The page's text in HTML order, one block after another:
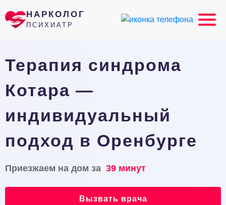
НАРКОЛОГ
ПСИХИАТР
Терапия синдрома
Котара —
индивидуальный
подход в Оренбурге
Приезжаем на дом за 39 минут
Вызвать врача